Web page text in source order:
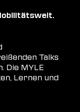
Talks
Die MYLE
Lernen und